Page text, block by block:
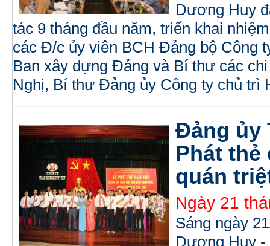
Dương Huy
tác 9 tháng đầu năm, triển khai
các Đ/c ủy viên BCH Đảng bộ Công
Ban xây dựng Đảng và Bí thư các
Nghị, Bí thư Đảng ủy Công ty chủ trì
Đảng ủy
Phát thẻ
quán
Ngày 21
Sáng ngày
Dương Huy -